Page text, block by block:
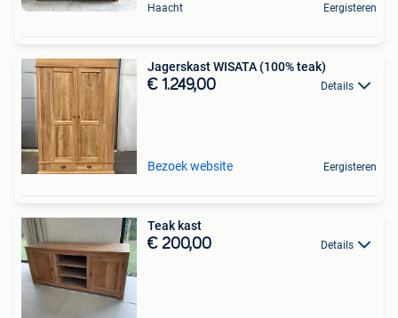
Haacht Eergisteren
Jagerskast WISATA (100% teak)
€ 1.249,00 Details
Bezoek website Eergisteren
Teak kast
€ 200,00 Details